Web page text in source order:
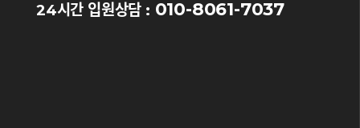
24시간 입원상담 : 010-8061-7037